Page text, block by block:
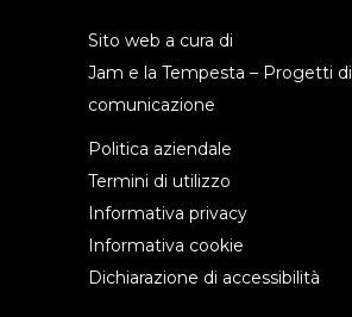
Sito web a cura di
Jam e la Tempesta – Progetti di
comunicazione
Politica aziendale
Termini di utilizzo
Informativa privacy
Informativa cookie
Dichiarazione di accessibilità